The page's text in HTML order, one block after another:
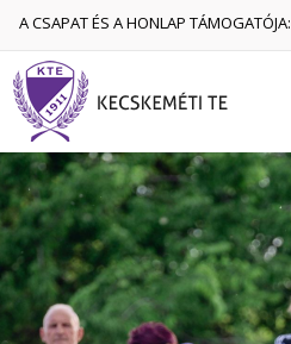
A CSAPAT ÉS A HONLAP TÁMOGATÓJA: